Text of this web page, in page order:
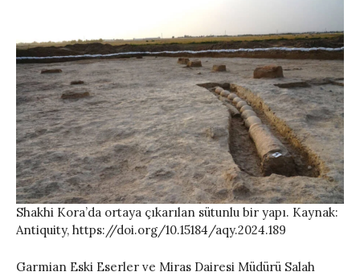
Shakhi Kora’da ortaya çıkarılan sütunlu bir yapı. Kaynak:
Antiquity, https://doi.org/10.15184/aqy.2024.189
Garmian Eski Eserler ve Miras Dairesi Müdürü Salah